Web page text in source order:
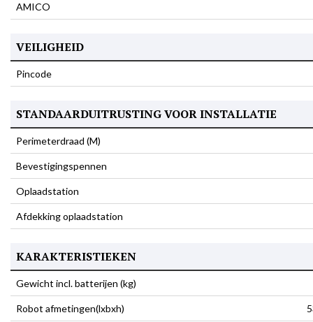
AMICO
VEILIGHEID
Pincode
STANDAARDUITRUSTING VOOR INSTALLATIE
Perimeterdraad (M)
Bevestigingspennen
Oplaadstation
Afdekking oplaadstation
KARAKTERISTIEKEN
Gewicht incl. batterijen (kg)
Robot afmetingen(lxbxh)